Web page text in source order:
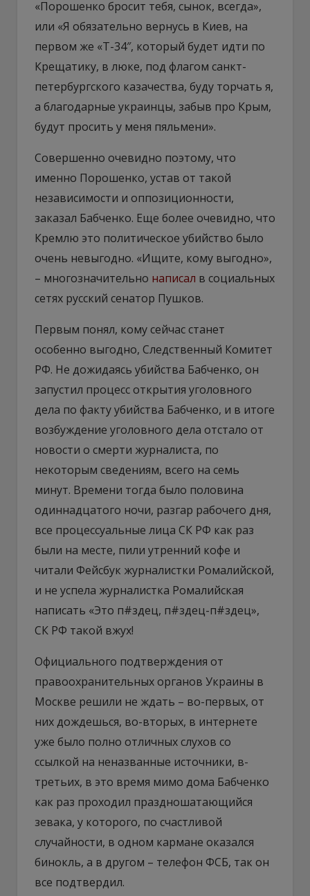
«Порошенко бросит тебя, сынок, всегда»,
или «Я обязательно вернусь в Киев, на
первом же «Т-34″, который будет идти по
Крещатику, в люке, под флагом санкт-
петербургского казачества, буду торчать я,
а благодарные украинцы, забыв про Крым,
будут просить у меня пяльмени».
Совершенно очевидно поэтому, что
именно Порошенко, устав от такой
независимости и оппозиционности,
заказал Бабченко. Еще более очевидно, что
Кремлю это политическое убийство было
очень невыгодно. «Ищите, кому выгодно»,
– многозначительно написал в социальных
сетях русский сенатор Пушков.
Первым понял, кому сейчас станет
особенно выгодно, Следственный Комитет
РФ. Не дожидаясь убийства Бабченко, он
запустил процесс открытия уголовного
дела по факту убийства Бабченко, и в итоге
возбуждение уголовного дела отстало от
новости о смерти журналиста, по
некоторым сведениям, всего на семь
минут. Времени тогда было половина
одиннадцатого ночи, разгар рабочего дня,
все процессуальные лица СК РФ как раз
были на месте, пили утренний кофе и
читали Фейсбук журналистки Ромалийской,
и не успела журналистка Ромалийская
написать «Это п#здец, п#здец-п#здец»,
СК РФ такой вжух!
Официального подтверждения от
правоохранительных органов Украины в
Москве решили не ждать – во-первых, от
них дождешься, во-вторых, в интернете
уже было полно отличных слухов со
ссылкой на неназванные источники, в-
третьих, в это время мимо дома Бабченко
как раз проходил праздношатающийся
зевака, у которого, по счастливой
случайности, в одном кармане оказался
бинокль, а в другом – телефон ФСБ, так он
все подтвердил.